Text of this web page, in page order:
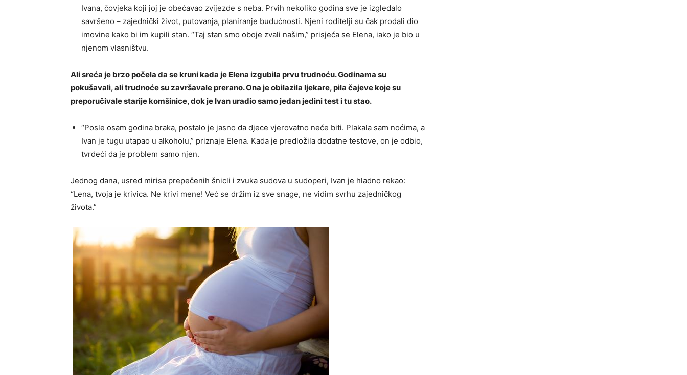
Ivana, čovjeka koji joj je obećavao zvijezde s neba. Prvih nekoliko godina sve je izgledalo
savršeno – zajednički život, putovanja, planiranje budućnosti. Njeni roditelji su čak prodali dio
imovine kako bi im kupili stan. “Taj stan smo oboje zvali našim,” prisjeća se Elena, iako je bio u
njenom vlasništvu.
Ali sreća je brzo počela da se kruni kada je Elena izgubila prvu trudnoću. Godinama su
pokušavali, ali trudnoće su završavale prerano. Ona je obilazila ljekare, pila čajeve koje su
preporučivale starije komšinice, dok je Ivan uradio samo jedan jedini test i tu stao.
“Posle osam godina braka, postalo je jasno da djece vjerovatno neće biti. Plakala sam noćima, a
Ivan je tugu utapao u alkoholu,” priznaje Elena. Kada je predložila dodatne testove, on je odbio,
tvrdeći da je problem samo njen.
Jednog dana, usred mirisa prepečenih šnicli i zvuka sudova u sudoperi, Ivan je hladno rekao:
“Lena, tvoja je krivica. Ne krivi mene! Već se držim iz sve snage, ne vidim svrhu zajedničkog
života.”